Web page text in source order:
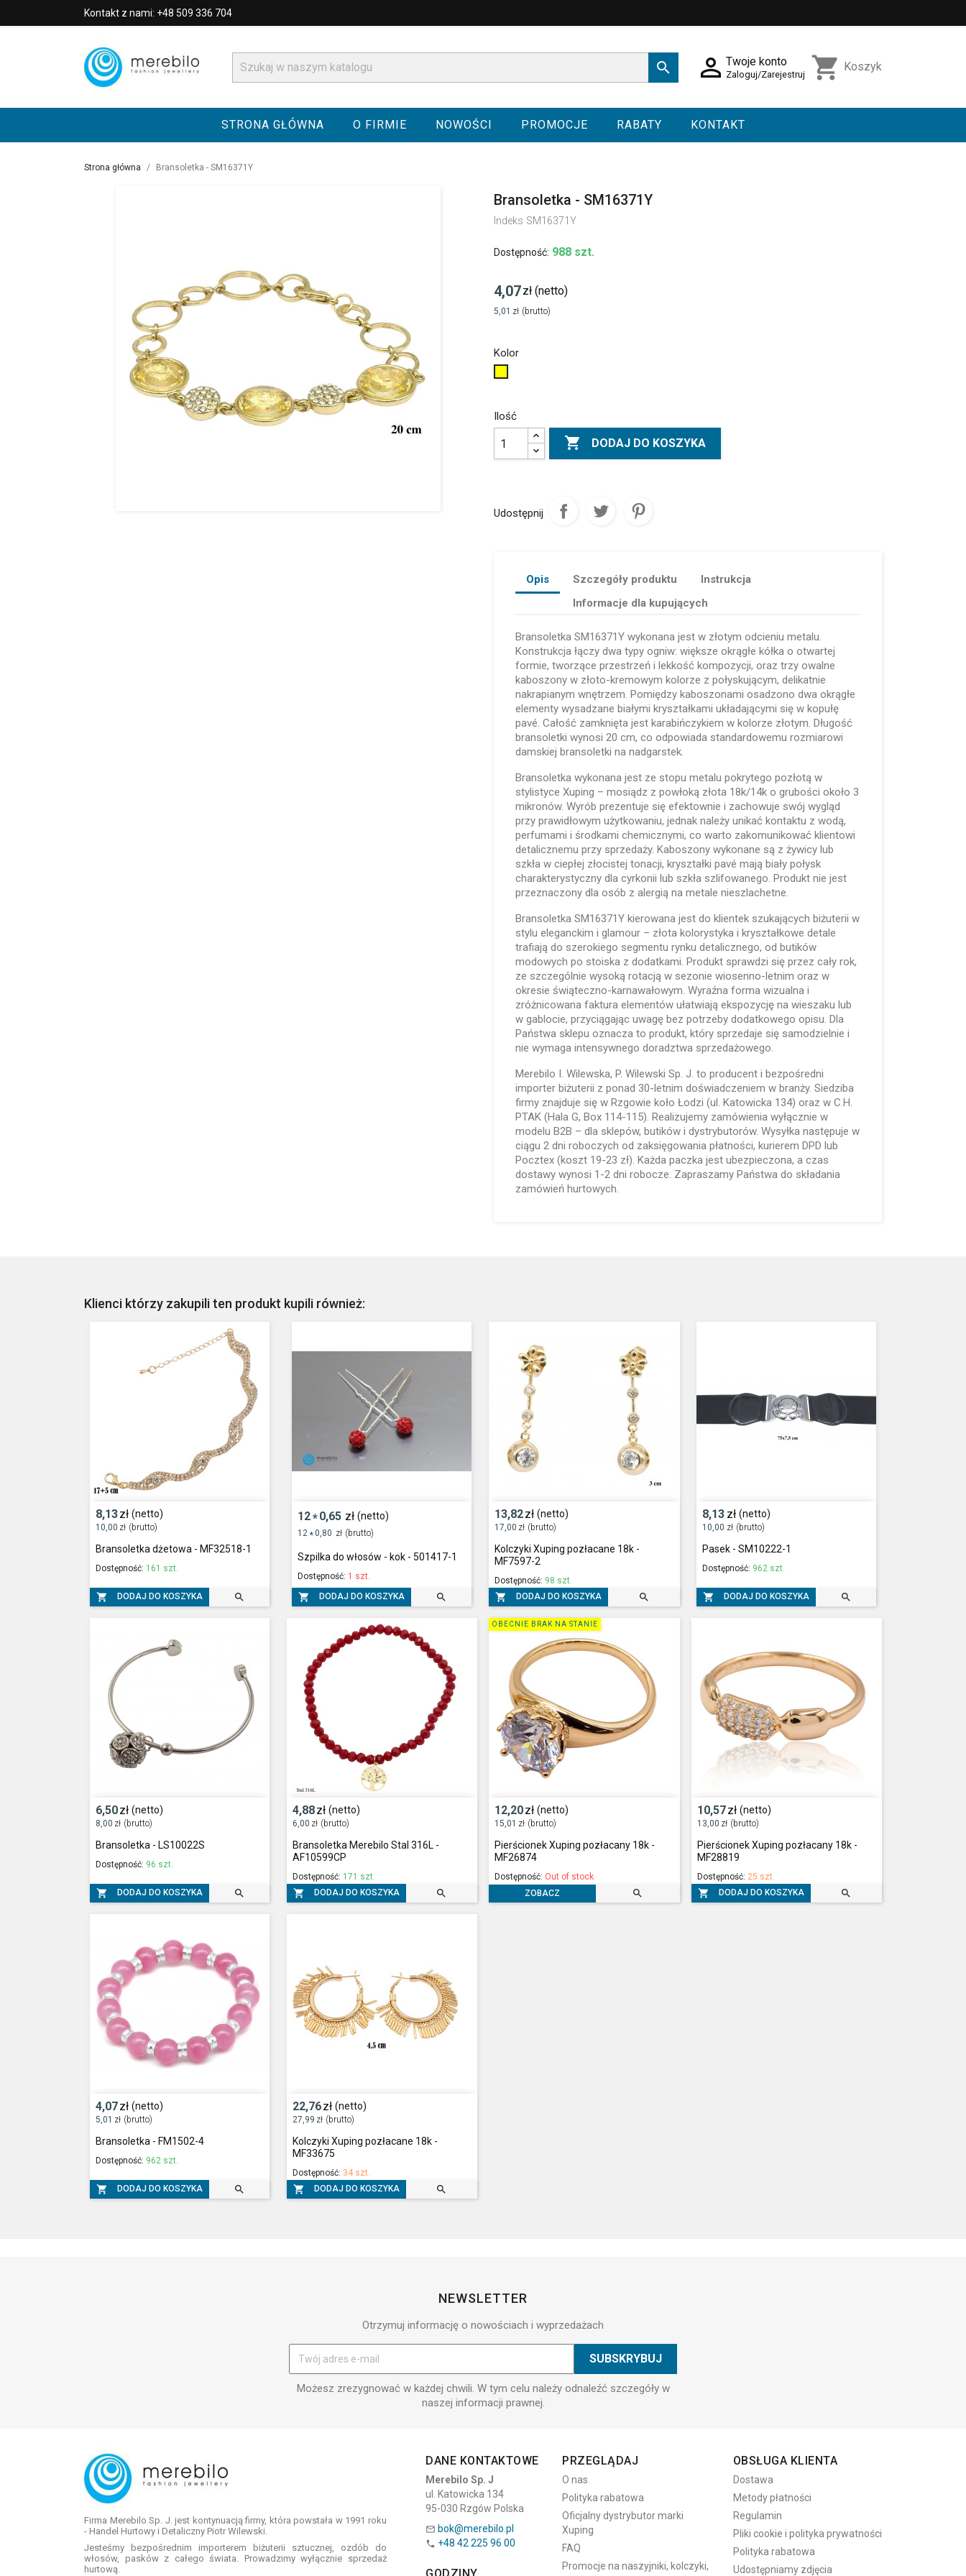
Kontakt z nami: +48 509 336 704
  Twoje konto
Zaloguj/Zarejestruj shopping_cart Koszyk
STRONA GŁÓWNA O FIRMIE NOWOŚCI PROMOCJE RABATY KONTAKT
Strona główna Bransoletka - SM16371Y
Bransoletka - SM16371Y
Indeks SM16371Y
Dostępność: 988 szt.
4,07zł (netto)
5,01 zł (brutto)
Kolor
Ilość
 DODAJ DO KOSZYKA
Udostępnij
Opis Szczegóły produktu
Instrukcja
Informacje dla kupujących
Bransoletka SM16371Y wykonana jest w złotym odcieniu metalu.
Konstrukcja łączy dwa typy ogniw: większe okrągłe kółka o otwartej
formie, tworzące przestrzeń i lekkość kompozycji, oraz trzy owalne
kaboszony w złoto-kremowym kolorze z połyskującym, delikatnie
nakrapianym wnętrzem. Pomiędzy kaboszonami osadzono dwa okrągłe
elementy wysadzane białymi kryształkami układającymi się w kopułę
pavé. Całość zamknięta jest karabińczykiem w kolorze złotym. Długość
bransoletki wynosi 20 cm, co odpowiada standardowemu rozmiarowi
damskiej bransoletki na nadgarstek.
Bransoletka wykonana jest ze stopu metalu pokrytego pozłotą w
stylistyce Xuping – mosiądz z powłoką złota 18k/14k o grubości około 3
mikronów. Wyrób prezentuje się efektownie i zachowuje swój wygląd
przy prawidłowym użytkowaniu, jednak należy unikać kontaktu z wodą,
perfumami i środkami chemicznymi, co warto zakomunikować klientowi
detalicznemu przy sprzedaży. Kaboszony wykonane są z żywicy lub
szkła w ciepłej złocistej tonacji, kryształki pavé mają biały połysk
charakterystyczny dla cyrkonii lub szkła szlifowanego. Produkt nie jest
przeznaczony dla osób z alergią na metale nieszlachetne.
Bransoletka SM16371Y kierowana jest do klientek szukających biżuterii w
stylu eleganckim i glamour – złota kolorystyka i kryształkowe detale
trafiają do szerokiego segmentu rynku detalicznego, od butików
modowych po stoiska z dodatkami. Produkt sprawdzi się przez cały rok,
ze szczególnie wysoką rotacją w sezonie wiosenno-letnim oraz w
okresie świąteczno-karnawałowym. Wyraźna forma wizualna i
zróżnicowana faktura elementów ułatwiają ekspozycję na wieszaku lub
w gablocie, przyciągając uwagę bez potrzeby dodatkowego opisu. Dla
Państwa sklepu oznacza to produkt, który sprzedaje się samodzielnie i
nie wymaga intensywnego doradztwa sprzedażowego.
Merebilo I. Wilewska, P. Wilewski Sp. J. to producent i bezpośredni
importer biżuterii z ponad 30-letnim doświadczeniem w branży. Siedziba
firmy znajduje się w Rzgowie koło Łodzi (ul. Katowicka 134) oraz w C.H.
PTAK (Hala G, Box 114-115). Realizujemy zamówienia wyłącznie w
modelu B2B – dla sklepów, butików i dystrybutorów. Wysyłka następuje w
ciągu 2 dni roboczych od zaksięgowania płatności, kurierem DPD lub
Pocztex (koszt 19-23 zł). Każda paczka jest ubezpieczona, a czas
dostawy wynosi 1-2 dni robocze. Zapraszamy Państwa do składania
zamówień hurtowych.
Klienci którzy zakupili ten produkt kupili również:
8,13zł (netto)
10,00 zł (brutto)
Bransoletka dżetowa - MF32518-1
Dostępność: 161 szt.
 DODAJ DO KOSZYKA 
12*0,65 zł (netto)
12 *0,80 zł (brutto)
Szpilka do włosów - kok - 501417-1
Dostępność: 1 szt.
 DODAJ DO KOSZYKA 
13,82zł (netto)
17,00 zł (brutto)
Kolczyki Xuping pozłacane 18k -
MF7597-2
Dostępność: 98 szt.
 DODAJ DO KOSZYKA 
8,13 zł (netto)
10,00 zł (brutto)
Pasek - SM10222-1
Dostępność: 962 szt.
 DODAJ DO KOSZYKA 
6,50zł (netto)
8,00 zł (brutto)
Bransoletka - LS10022S
Dostępność: 96 szt.
 DODAJ DO KOSZYKA 
4,88zł (netto)
6,00 zł (brutto)
Bransoletka Merebilo Stal 316L -
AF10599CP
Dostępność: 171 szt.
 DODAJ DO KOSZYKA 
12,20zł (netto)
15,01 zł (brutto)
Pierścionek Xuping pozłacany 18k -
MF26874
Dostępność: Out of stock
ZOBACZ

OBECNIE BRAK NA STANIE
10,57zł (netto)
13,00 zł (brutto)
Pierścionek Xuping pozłacany 18k -
MF28819
Dostępność: 25 szt.
 DODAJ DO KOSZYKA 
4,07zł (netto)
5,01 zł (brutto)
Bransoletka - FM1502-4
Dostępność: 962 szt.
 DODAJ DO KOSZYKA 
22,76zł (netto)
27,99 zł (brutto)
Kolczyki Xuping pozłacane 18k -
MF33675
Dostępność: 34 szt.
 DODAJ DO KOSZYKA 
NEWSLETTER
Otrzymuj informację o nowościach i wyprzedażach
Możesz zrezygnować w każdej chwili. W tym celu należy odnaleźć szczegóły w
naszej informacji prawnej.
Firma Merebilo Sp. J. jest kontynuacją firmy, która powstała w 1991 roku
- Handel Hurtowy i Detaliczny Piotr Wilewski.
Jesteśmy bezpośrednim importerem biżuterii sztucznej, ozdób do
włosów, pasków z całego świata. Prowadzimy wyłącznie sprzedaż
hurtową.
DANE KONTAKTOWE
Merebilo Sp. J
ul. Katowicka 134
95-030 Rzgów Polska
 bok@merebilo.pl
 +48 42 225 96 00
PRZEGLĄDAJ
O nas
Polityka rabatowa
Oficjalny dystrybutor marki
Xuping
FAQ
Promocje na naszyjniki, kolczyki,
OBSŁUGA KLIENTA
Dostawa
Metody płatności
Regulamin
Pliki cookie i polityka prywatności
Polityka rabatowa
Udostępniamy zdjęcia